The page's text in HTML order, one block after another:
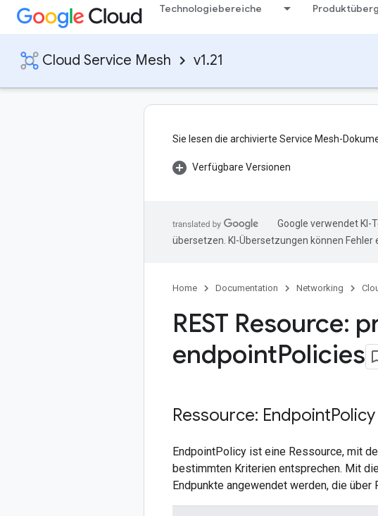
Technologiebereiche
Cloud Service Mesh v1.21
Sie lesen die archivierte Service Mesh-
Verfügbare Versionen
Google verwendet KI-
übersetzen. KI-Übersetzungen können Fehler
Home Documentation Networking
REST Resource:
endpointPolicies
Ressource: EndpointPolicy
EndpointPolicy ist eine Ressource, mit
bestimmten Kriterien entsprechen. Mit
Endpunkte angewendet werden, die